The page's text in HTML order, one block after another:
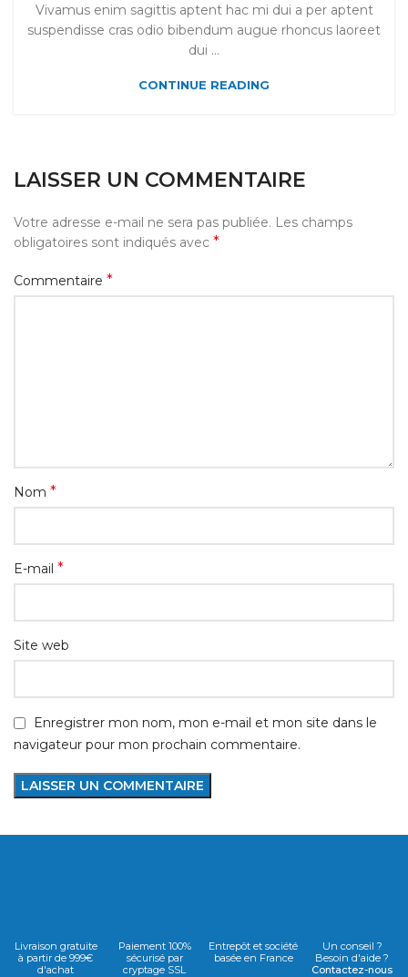
Vivamus enim sagittis aptent hac mi dui a per aptent
suspendisse cras odio bibendum augue rhoncus laoreet
dui ...
CONTINUE READING
LAISSER UN COMMENTAIRE
Votre adresse e-mail ne sera pas publiée. Les champs
obligatoires sont indiqués avec *
Commentaire *
Nom *
E-mail *
Site web
Enregistrer mon nom, mon e-mail et mon site dans le
navigateur pour mon prochain commentaire.
Livraison gratuite
à partir de 999€
d'achat
Paiement 100%
sécurisé par
cryptage SSL
Entrepôt et société
basée en France
Un conseil ?
Besoin d'aide ?
Contactez-nous